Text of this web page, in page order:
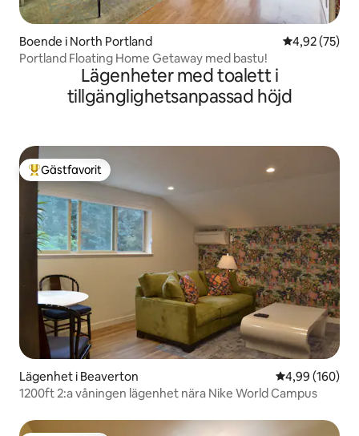
Boende i North Portland 4,92 av 5 i
4,92 (75)
Portland Floating Home Getaway med bastu!
Lägenheter med toalett i
tillgänglighetsanpassad höjd
Populär gästfavorit
Gästfavorit
Lägenhet i Beaverton 4,99 av 5 i
4,99 (160)
1200ft 2:a våningen lägenhet nära Nike World Campus